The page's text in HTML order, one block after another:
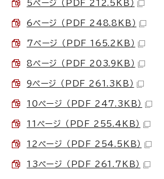
5ページ （PDF 212.5KB）
6ページ （PDF 248.8KB）
7ページ （PDF 165.2KB）
8ページ （PDF 203.9KB）
9ページ （PDF 261.3KB）
10ページ （PDF 247.3KB）
11ページ （PDF 255.4KB）
12ページ （PDF 254.5KB）
13ページ （PDF 261.7KB）